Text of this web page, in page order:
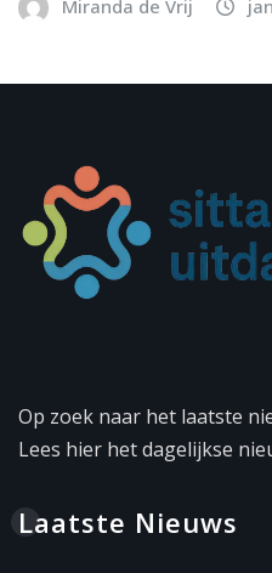
Miranda de Vrij
Op zoek naar het laatste
Lees hier het dagelijkse
Laatste Nieuws